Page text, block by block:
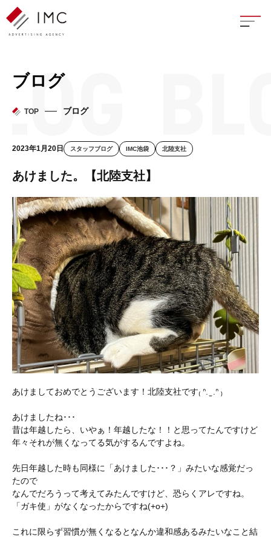
座談
フェ
ブログ
TOP ブログ
2023年1月20日 スタッフブログ IMC池袋 北陸支社
あけました。【北陸支社】
あけましておめでとうございます！北陸支社です₍ ᐢ. ̫ .ᐢ ₎
あけましたね･･･
昔は年越したら、いやぁ！年越したな！！と思ってたんですけど
年々それが無くなってる気がするんですよね。
先日年越した時も同様に「あけました･･･？」みたいな感覚だっ
たので
なんでだろうって考えてみたんですけど、恐らくアレですね。
「ガキ使」がなくなったからですね(+o+)
これに限らず習慣が無くなるとなんか違和感あるみたいなこと結